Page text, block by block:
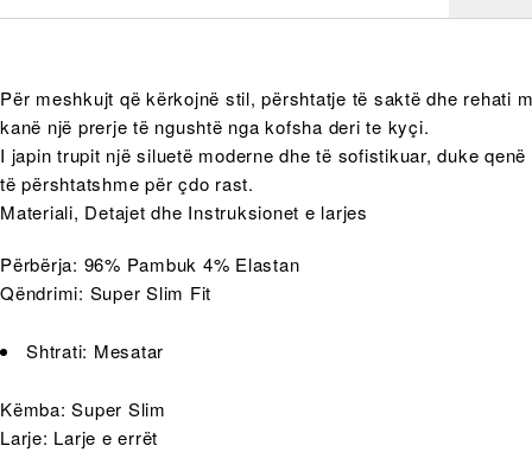
Për meshkujt që kërkojnë stil, përshtatje të saktë dhe rehati
kanë një prerje të ngushtë nga kofsha deri te kyçi.
I japin trupit një siluetë moderne dhe të sofistikuar, duke
të përshtatshme për çdo rast.
Materiali, Detajet dhe Instruksionet e larjes
Përbërja: 96% Pambuk 4% Elastan
Qëndrimi: Super Slim Fit
Shtrati: Mesatar
Këmba: Super Slim
Larje: Larje e errët